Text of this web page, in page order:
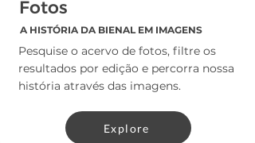
Fotos
A HISTÓRIA DA BIENAL EM IMAGENS
Pesquise o acervo de fotos, filtre os
resultados por edição e percorra nossa
história através das imagens.
Explore